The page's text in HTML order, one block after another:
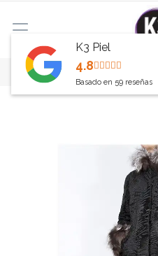
Inicio Abrigos de piel
K3 Piel
4.8
Basado en 59reseñas